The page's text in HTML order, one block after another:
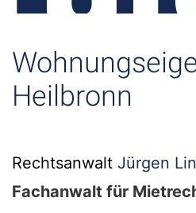
Heilbronn
Rechtsanwalt Jürgen
Fachanwalt für